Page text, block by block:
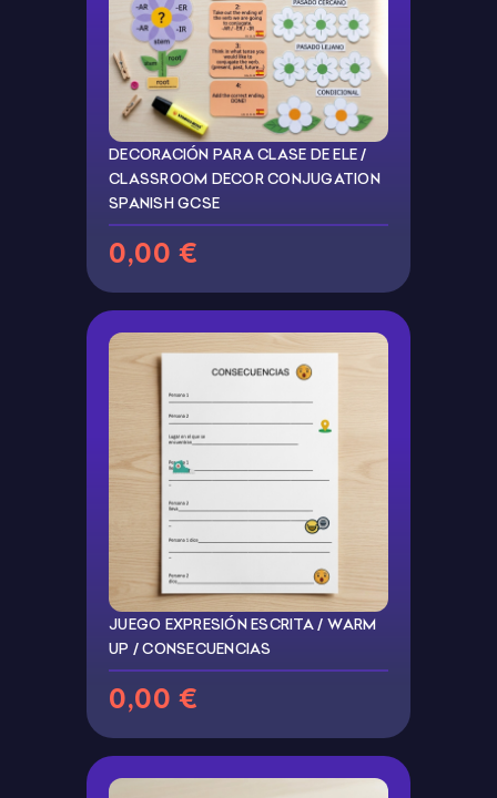
DECORACIÓN PARA CLASE DE ELE /
CLASSROOM DECOR CONJUGATION
SPANISH GCSE
0,00 €
JUEGO EXPRESIÓN ESCRITA / WARM
UP / CONSECUENCIAS
0,00 €